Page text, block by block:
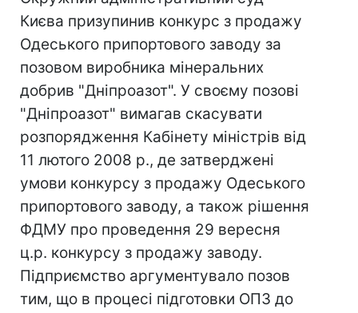
Києва призупинив конкурс з продажу
Одеського припортового заводу за
позовом виробника мінеральних
добрив "Дніпроазот". У своєму позові
"Дніпроазот" вимагав скасувати
розпорядження Кабінету міністрів від
11 лютого 2008 р., де затверджені
умови конкурсу з продажу Одеського
припортового заводу, а також рішення
ФДМУ про проведення 29 вересня
ц.р. конкурсу з продажу заводу.
Підприємство аргументувало позов
тим, що в процесі підготовки ОПЗ до